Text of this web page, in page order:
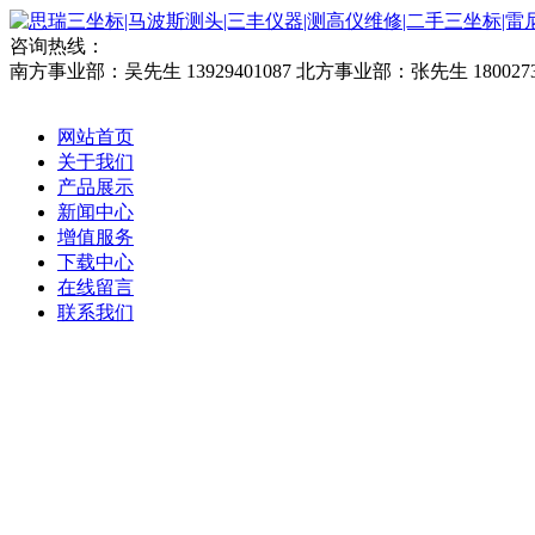
咨询热线：
南方事业部：吴先生 13929401087 北方事业部：张先生
网站首页
关于我们
产品展示
新闻中心
增值服务
下载中心
在线留言
联系我们